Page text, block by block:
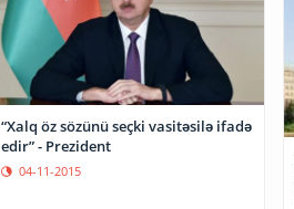
“Xalq öz sözünü seçki vasitəsilə ifadə
edir” - Prezident
04-11-2015